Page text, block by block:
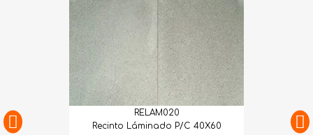
RELAM020
Recinto Láminado P/C 40X60